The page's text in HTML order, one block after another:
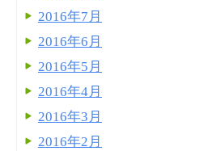
2016年7月
2016年6月
2016年5月
2016年4月
2016年3月
2016年2月